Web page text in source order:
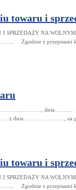
towaru i
I SPRZEDAŻY NA
z przepisami
……………………,
z dnia …………………, za
towaru i
I SPRZEDAŻY NA
z przepisami